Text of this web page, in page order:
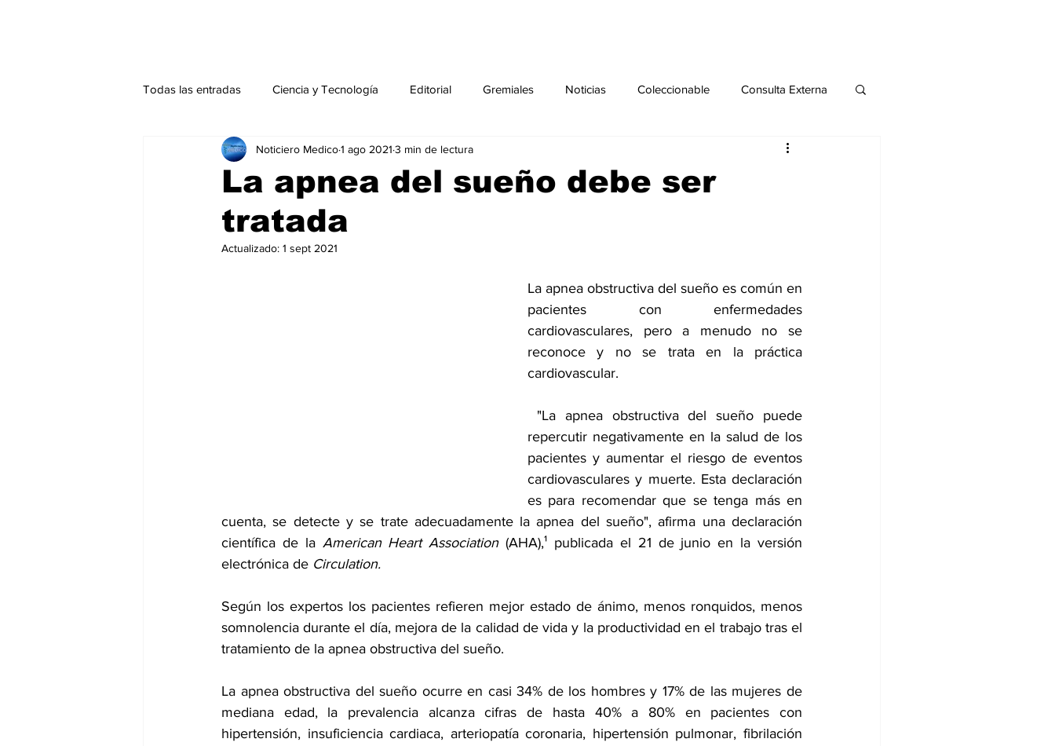
Todas las entradas Ciencia y Tecnología Editorial Gremiales Noticias Coleccionable Consulta Externa
Actualidad Salud Mental Agenda Sección especial Publicaciones
Endocrinología Actualidad especial
Publicaciones especial dia mundial de la diabetes
La apnea del sueño debe ser
tratada
Noticiero Medico1 ago 2021 3 min de lectura
Actualizado: 1 sept 2021
La apnea obstructiva del sueño es común en
pacientes con enfermedades
cardiovasculares, pero a menudo no se
reconoce y no se trata en la práctica
cardiovascular.
repercutir negativamente en la salud de los
pacientes y aumentar el riesgo de eventos
cardiovasculares y muerte. Esta declaración
es para recomendar que se tenga más en
cuenta, se detecte y se trate adecuadamente la apnea del sueño", afirma una declaración
científica de la American Heart Association (AHA),¹ publicada el 21 de junio en la versión
electrónica de Circulation.
Según los expertos los pacientes refieren mejor estado de ánimo, menos ronquidos, menos
somnolencia durante el día, mejora de la calidad de vida y la productividad en el trabajo tras el
tratamiento de la apnea obstructiva del sueño.
La apnea obstructiva del sueño ocurre en casi 34% de los hombres y 17% de las mujeres de
mediana edad, la prevalencia alcanza cifras de hasta 40% a 80% en pacientes con
hipertensión, insuficiencia cardiaca, arteriopatía coronaria, hipertensión pulmonar, fibrilación